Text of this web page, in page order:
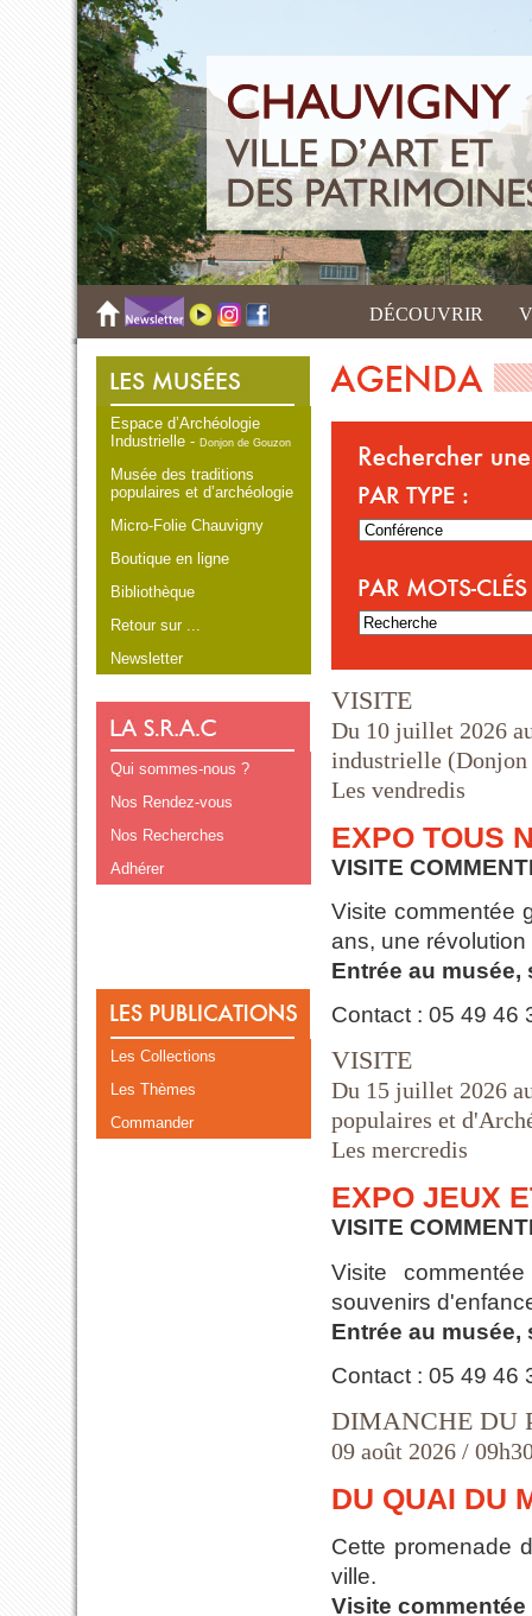
DÉCOUVRIR
Espace d’Archéologie
Industrielle -Donjon de Gouzon
Musée des traditions
populaires et d’archéologie
Micro-Folie Chauvigny
Boutique en ligne
Bibliothèque
Retour sur ...
Newsletter
Qui sommes-nous ?
Nos Rendez-vous
Nos Recherches
Adhérer
Les Collections
Les Thèmes
Commander
VISITE
Du 10 juillet 2026
industrielle (Donjon
Les vendredis
EXPO TOUS
VISITE
Visite commentée
ans, une
Entrée au
Contact : 05 49 46
VISITE
Du 15 juillet 2026
populaires et
Les mercredis
EXPO JEUX
VISITE
Visite
souvenirs
Entrée au
Contact : 05 49 46
DIMANCHE DU
09 août 2026 /
DU QUAI DU
Cette promenade
ville.
Visite